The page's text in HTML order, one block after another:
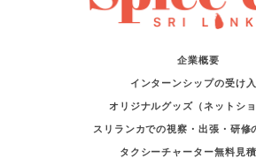
企業概要
インターンシップの受け
オリジナルグッズ（ネットショ
スリランカでの視察・出張・研修
タクシーチャーター無料見